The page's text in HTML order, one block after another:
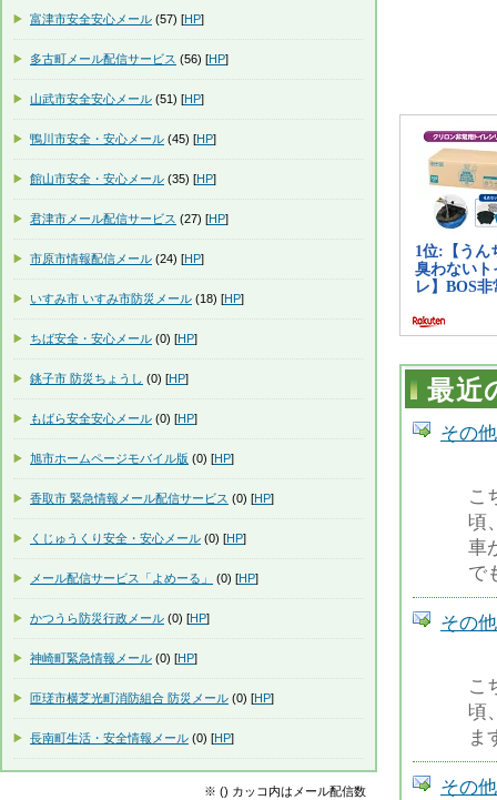
最近
その
こ
頃
車
で
その
こ
頃
ま
その
富津市安全安心メール (57) [HP]
多古町メール配信サービス (56) [HP]
山武市安全安心メール (51) [HP]
鴨川市安全・安心メール (45) [HP]
館山市安全・安心メール (35) [HP]
君津市メール配信サービス (27) [HP]
市原市情報配信メール (24) [HP]
いすみ市 いすみ市防災メール (18) [HP]
ちば安全・安心メール (0) [HP]
銚子市 防災ちょうし (0) [HP]
もばら安全安心メール (0) [HP]
旭市ホームページモバイル版 (0) [HP]
香取市 緊急情報メール配信サービス (0) [HP]
くじゅうくり安全・安心メール (0) [HP]
メール配信サービス「よめーる」 (0) [HP]
かつうら防災行政メール (0) [HP]
神崎町緊急情報メール (0) [HP]
匝瑳市横芝光町消防組合 防災メール (0) [HP]
長南町生活・安全情報メール (0) [HP]
※ () カッコ内はメール配信数